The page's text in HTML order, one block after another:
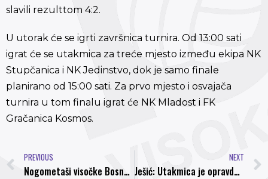
slavili rezulttom 4:2.
U utorak će se igrti završnica turnira. Od 13:00 sati
igrat će se utakmica za treće mjesto između ekipa NK
Stupčanica i NK Jedinstvo, dok je samo finale
planirano od 15:00 sati. Za prvo mjesto i osvajača
turnira u tom finalu igrat će NK Mladost i FK
Gračanica Kosmos.
PREVIOUS
Nogometaši visočke Bosne u pripremnoj utakmici ubjedljivo savladali Radnik rezultatom 5:1
NEXT
Ješić: Utakmica je opravdala epitet derbija